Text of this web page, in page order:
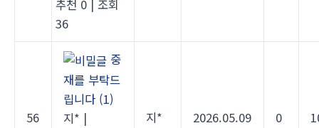
추천 0 | 조회
36
56
중
재를 부탁드
립니다 (1)
지* |
지* 2026.05.09 0